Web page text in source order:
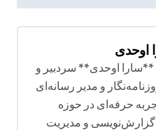
اوحدی
اوحدی** سردبیر و
و مدیر رسانه‌ای
حرفه‌ای در حوزه
گزارش‌نویسی و مدیریت